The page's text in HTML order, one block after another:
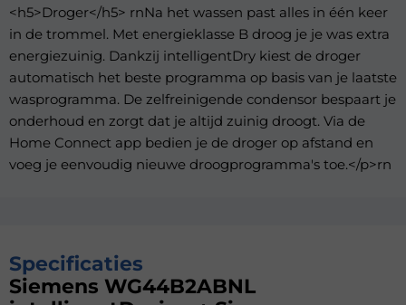
<h5>Droger</h5> rnNa het wassen past alles in één keer
in de trommel. Met energieklasse B droog je je was extra
energiezuinig. Dankzij intelligentDry kiest de droger
automatisch het beste programma op basis van je laatste
wasprogramma. De zelfreinigende condensor bespaart je
onderhoud en zorgt dat je altijd zuinig droogt. Via de
Home Connect app bedien je de droger op afstand en
voeg je eenvoudig nieuwe droogprogramma's toe.</p>rn
Specificaties
Siemens WG44B2ABNL